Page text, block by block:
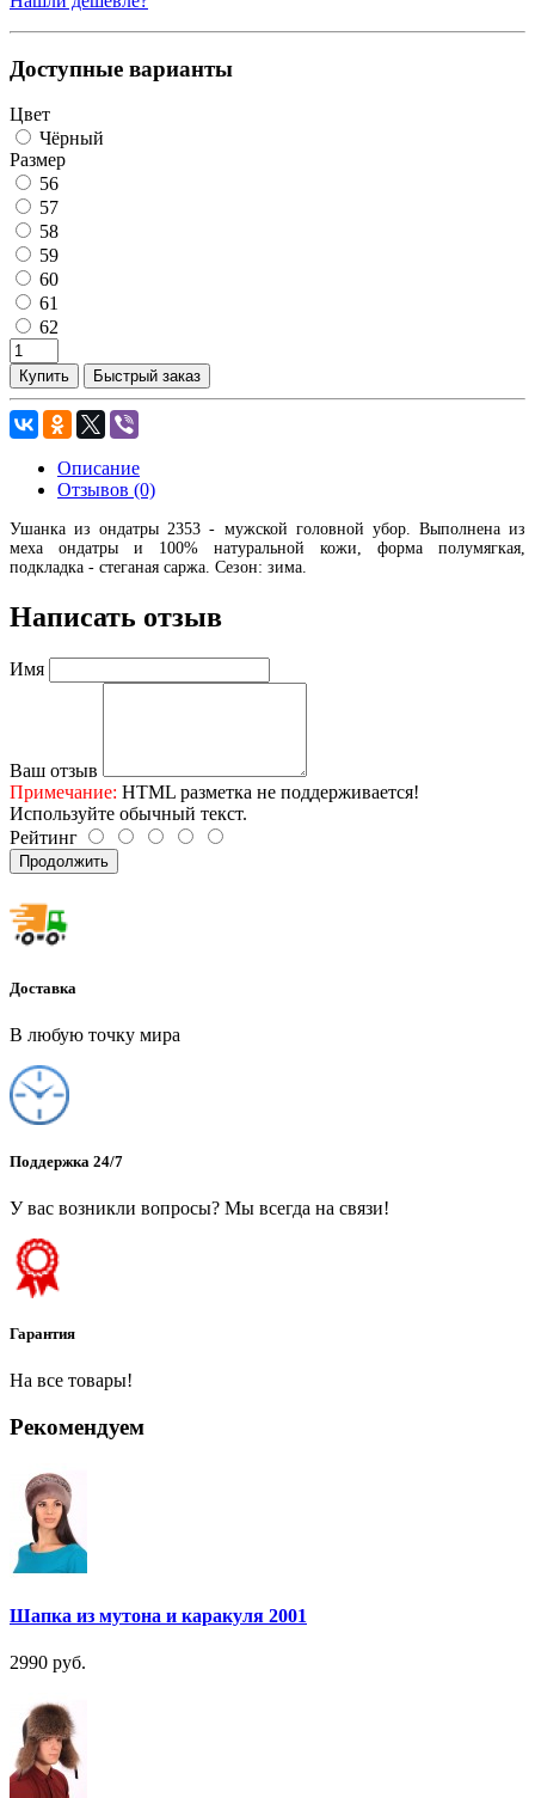
Доступные варианты
Цвет
Чёрный
Размер
56
57
58
59
60
61
62
Купить Быстрый заказ
Описание
Отзывов (0)
Ушанка из ондатры 2353 - мужской головной убор. Выполнена из
меха ондатры и 100% натуральной кожи, форма полумягкая,
подкладка - стеганая саржа. Сезон: зима.
Написать отзыв
Имя
Ваш отзыв
Примечание: HTML разметка не поддерживается!
Используйте обычный текст.
Рейтинг
Продолжить
Доставка
В любую точку мира
Поддержка 24/7
У вас возникли вопросы? Мы всегда на связи!
Гарантия
На все товары!
Рекомендуем
Шапка из мутона и каракуля 2001
2990 руб.